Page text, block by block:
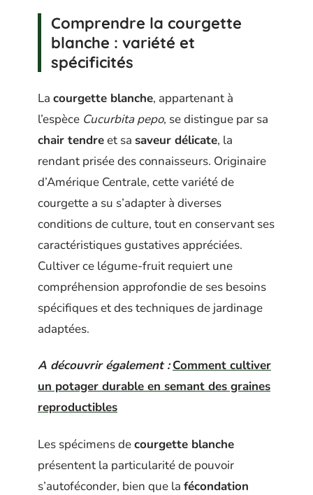
Comprendre la courgette
blanche : variété et
spécificités
La courgette blanche, appartenant à
l’espèce Cucurbita pepo, se distingue par sa
chair tendreet sa saveur délicate, la
rendant prisée des connaisseurs. Originaire
d’Amérique Centrale, cette variété de
courgette a su s’adapter à diverses
conditions de culture, tout en conservant ses
caractéristiques gustatives appréciées.
Cultiver ce légume-fruit requiert une
compréhension approfondie de ses besoins
spécifiques et des techniques de jardinage
adaptées.
A découvrir également : Comment cultiver
un potager durable en semant des graines
reproductibles
Les spécimens decourgette blanche
présentent la particularité de pouvoir
s’autoféconder, bien que la fécondation